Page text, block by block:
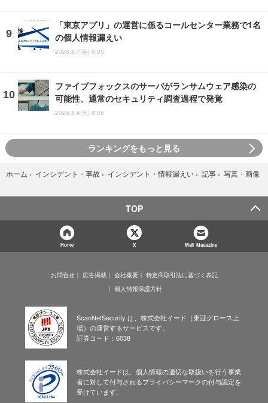
「東京アプリ」の運営に係るコールセンター業務で1名
の個人情報漏えい
2026.8.7(金) 8:05
ファイブフォックスのサーバがランサムウェア感染の
可能性、通常のセキュリティ調査過程で発覚
2026.8.4(火) 8:05
ランキングをもっと見る
ホーム › インシデント・事故 › インシデント・情報漏えい › 記事 › 写真・画像
TOP
Home X Mail Magazine
お問合せ 広告掲載 会社概要
特定商取引法に基づく表記
個人情報保護方針
ScanNetSecurity は、株式会社イード（東証グロース上
場）の運営するサービスです。
証券コード：6038
株式会社イードは、個人情報の適切な取扱いを行う事業
者に対して付与されるプライバシーマークの付与認定を
受けています。